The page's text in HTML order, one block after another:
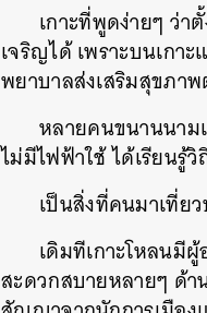
เกาะที่พูดง่ายๆ ว่
เจริญได้ เพราะบนเกา
พยาบาลส่งเสริมสุขภา
หลายคนขนานนาม
ไม่มีไฟฟ้าใช้ ได้เรียนรู้
เป็นสิ่งที่คนมาเที่ย
เดิมทีเกาะโหลนมี
สะดวกสบายหลายๆ ด้า